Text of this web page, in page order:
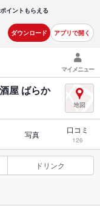
イントもらえる
ダウンロード アプリで開く
マイメニュー
屋 ばらか
写真 口コミ
126
ドリンク